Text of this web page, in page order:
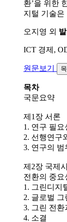
환’을 위한
지털 기술은
오지영 외
ICT 경제,
원문보기
목차
국문요약
제1장 서론
1. 연구 필요
2. 선행연구
3. 연구의 범
제2장 국제
전환의 중요
1. 그린디지
2. 글로벌
3. 그린 전
4. 소결